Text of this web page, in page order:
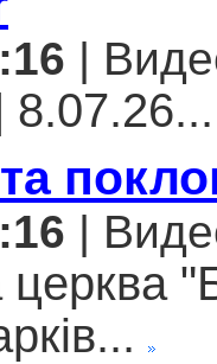
|
8.07.26...
|